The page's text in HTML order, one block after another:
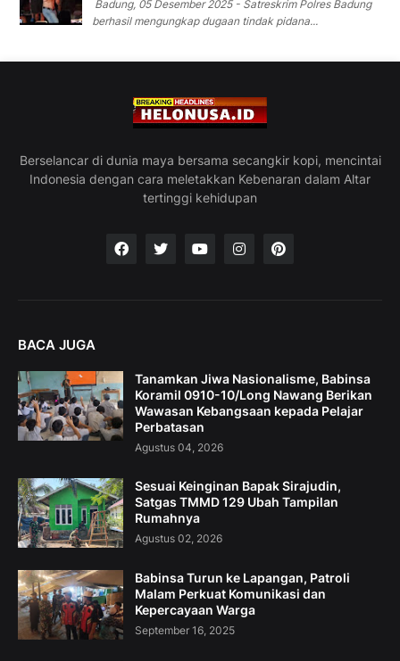
Badung, 05 Desember 2025 - Satreskrim Polres Badung
berhasil mengungkap dugaan tindak pidana...
Berselancar di dunia maya bersama secangkir kopi, mencintai
Indonesia dengan cara meletakkan Kebenaran dalam Altar
tertinggi kehidupan
BACA JUGA
Tanamkan Jiwa Nasionalisme, Babinsa
Koramil 0910-10/Long Nawang Berikan
Wawasan Kebangsaan kepada Pelajar
Perbatasan
Agustus 04, 2026
Sesuai Keinginan Bapak Sirajudin,
Satgas TMMD 129 Ubah Tampilan
Rumahnya
Agustus 02, 2026
Babinsa Turun ke Lapangan, Patroli
Malam Perkuat Komunikasi dan
Kepercayaan Warga
September 16, 2025